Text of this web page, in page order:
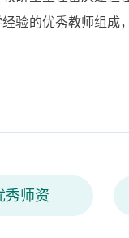
验的优秀教师组
秀师资